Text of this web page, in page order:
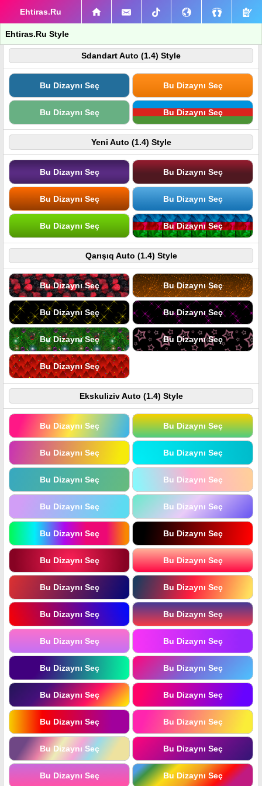
Ehtiras.Ru
Ehtiras.Ru Style
Sdandart Auto (1.4) Style
Bu Dizaynı Seç Bu Dizaynı Seç
Bu Dizaynı Seç Bu Dizaynı Seç
Yeni Auto (1.4) Style
Bu Dizaynı Seç Bu Dizaynı Seç
Bu Dizaynı Seç Bu Dizaynı Seç
Bu Dizaynı Seç Bu Dizaynı Seç
Qarışıq Auto (1.4) Style
Bu Dizaynı Seç Bu Dizaynı Seç
Bu Dizaynı Seç Bu Dizaynı Seç
Bu Dizaynı Seç Bu Dizaynı Seç
Bu Dizaynı Seç
Ekskuliziv Auto (1.4) Style
Bu Dizaynı Seç Bu Dizaynı Seç
Bu Dizaynı Seç Bu Dizaynı Seç
Bu Dizaynı Seç Bu Dizaynı Seç
Bu Dizaynı Seç Bu Dizaynı Seç
Bu Dizaynı Seç Bu Dizaynı Seç
Bu Dizaynı Seç Bu Dizaynı Seç
Bu Dizaynı Seç Bu Dizaynı Seç
Bu Dizaynı Seç Bu Dizaynı Seç
Bu Dizaynı Seç Bu Dizaynı Seç
Bu Dizaynı Seç Bu Dizaynı Seç
Bu Dizaynı Seç Bu Dizaynı Seç
Bu Dizaynı Seç Bu Dizaynı Seç
Bu Dizaynı Seç Bu Dizaynı Seç
Bu Dizaynı Seç Bu Dizaynı Seç